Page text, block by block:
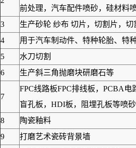
前处理，汽车配件喷砂，硅材料
3
生产砂轮 纱布 切片，切割片，
4
用于汽车制动件、特种轮胎、特
5
水刀切割
6
生产斜三角抛磨块研磨石等
7
FPC线路板FPC排线板，PCBA
盲孔板，HDI板，阻埋孔板等喷砂
8
陶瓷釉料
9
打磨艺术瓷砖背景墙